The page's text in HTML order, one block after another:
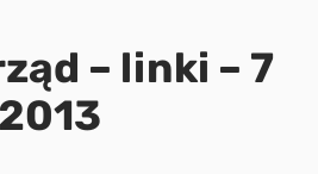
– linki – 7